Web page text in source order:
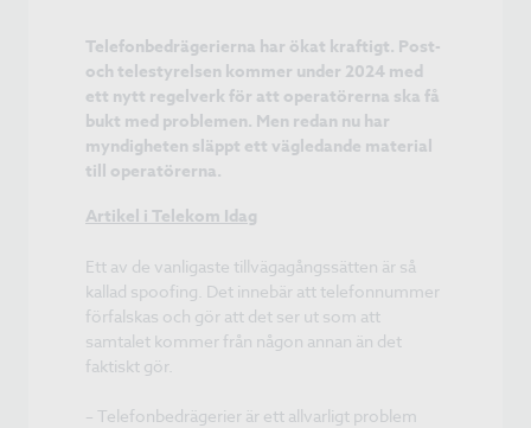
Telefonbedrägerierna har ökat kraftigt. Post-
och telestyrelsen kommer under 2024 med
ett nytt regelverk för att operatörerna ska få
bukt med problemen. Men redan nu har
myndigheten släppt ett vägledande material
till operatörerna.
Artikel i Telekom Idag
Ett av de vanligaste tillvägagångssätten är så
kallad spoofing. Det innebär att telefonnummer
förfalskas och gör att det ser ut som att
samtalet kommer från någon annan än det
faktiskt gör.
– Telefonbedrägerier är ett allvarligt problem